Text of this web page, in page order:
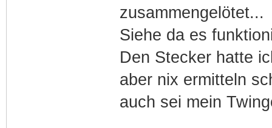
zusammengelötet...
Siehe da es
Den Stecker hatte
aber nix ermitteln
auch sei mein